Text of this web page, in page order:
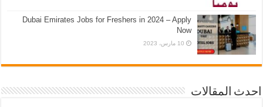
Dubai Emirates Jobs for Freshers in 2024 – Apply
Now
10 مارس، 2023
احدث المقالات